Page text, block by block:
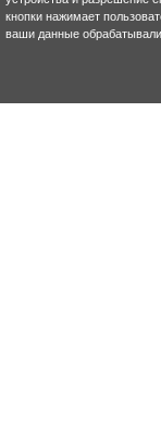
кнопки нажимает
ваши данные